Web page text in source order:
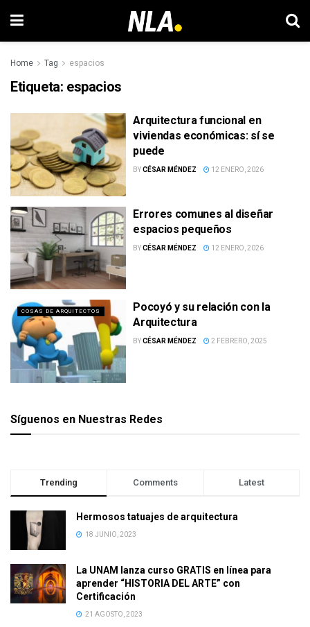
Home Tag espacios
Etiqueta: espacios
Arquitectura funcional en
viviendas económicas: sí se
puede
BYCÉSAR MÉNDEZ 12 ENERO, 2026
Errores comunes al diseñar
espacios pequeños
BYCÉSAR MÉNDEZ 12 ENERO, 2026
COSAS DE ARQUITECTOS
Pocoyó y su relación con la
Arquitectura
BYCÉSAR MÉNDEZ 2 FEBRERO, 2025
Síguenos en Nuestras Redes
Trending Comments Latest
Hermosos tatuajes de arquitectura
18 JUNIO, 2023
La UNAM lanza curso GRATIS en línea para
aprender “HISTORIA DEL ARTE” con
Certificación
21 AGOSTO, 2023